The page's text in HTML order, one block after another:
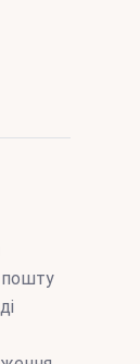
пошту